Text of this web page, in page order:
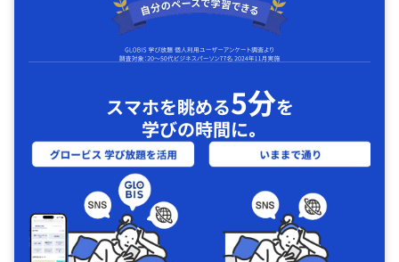
スマホを眺める5分を
学びの時間に｡